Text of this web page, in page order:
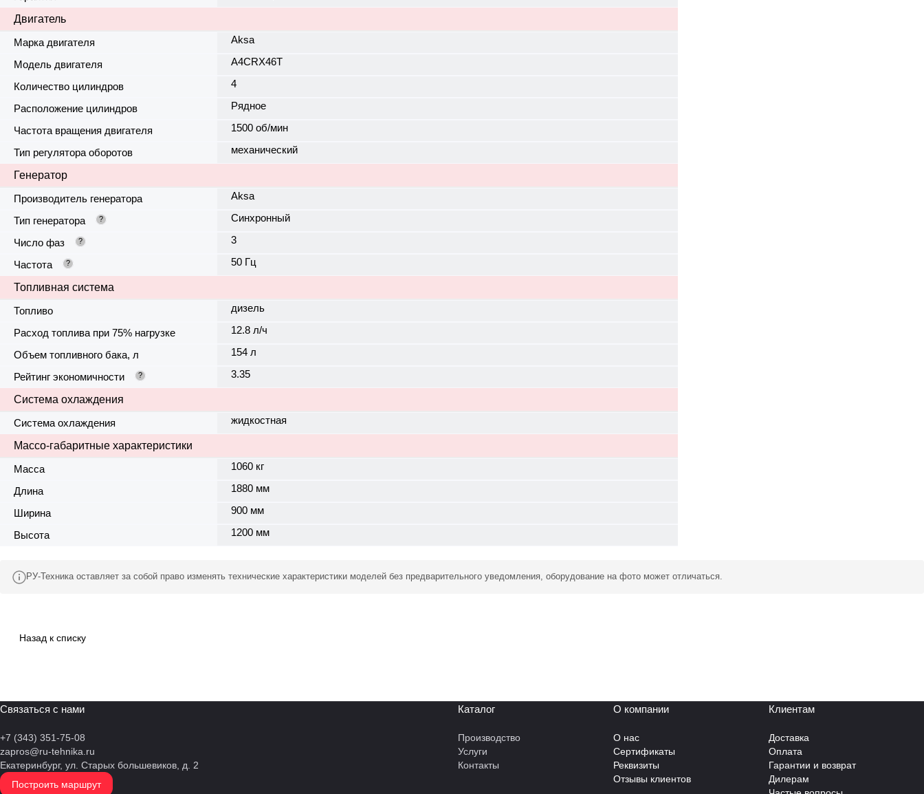
Двигатель
Марка двигателя
Aksa
Модель двигателя A4CRX46T
Количество цилиндров 4
Расположение цилиндров Рядное
Частота вращения двигателя 1500 об/мин
Тип регулятора оборотов механический
Генератор
Производитель генератора
Aksa
Тип генератора ? Синхронный
Число фаз ? 3
Частота ? 50 Гц
Топливная система
Топливо
дизель
Расход топлива при 75% нагрузке 12.8 л/ч
Объем топливного бака, л 154 л
Рейтинг экономичности ? 3.35
Система охлаждения
Система охлаждения
жидкостная
Массо-габаритные характеристики
Масса
1060 кг
Длина 1880 мм
Ширина 900 мм
Высота 1200 мм
РУ-Техника оставляет за собой право изменять технические характеристики моделей без предварительного уведомления, оборудование на фото может отличаться.
Назад к списку
Связаться с нами
+7 (343) 351-75-08
zapros@ru-tehnika.ru
Екатеринбург, ул. Старых большевиков, д. 2
Построить маршрут
Каталог
Производство
Услуги
Контакты
О компании
О нас
Сертификаты
Реквизиты
Отзывы клиентов
Клиентам
Доставка
Оплата
Гарантии и возврат
Дилерам